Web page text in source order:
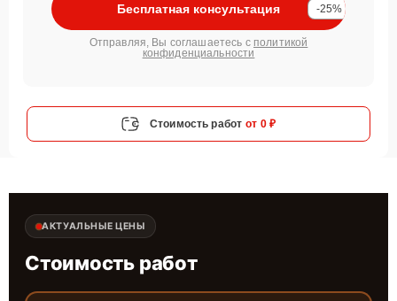
Бесплатная консультация -25%
Отправляя, Вы соглашаетесь с политикой
конфиденциальности
Стоимость работ от 0 ₽
АКТУАЛЬНЫЕ ЦЕНЫ
Стоимость работ